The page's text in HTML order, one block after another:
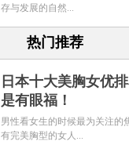
存与发展的自然...
热门推荐
日本十大美胸女优
是有眼福！
男性看女生的时候最为关注的
有完美胸型的女人...